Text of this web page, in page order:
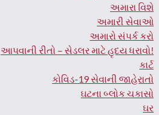
અમારા વિશે
અમારી સેવાઓ
અમારો સંપર્ક કરો
આપવાની રીતો – સેડલર માટે હૃદય ધરાવો!
કાર્ટ
કોવિડ-19 સેવાની જાહેરાતો
ઘટના બ્લોક ચકાસો
ઘર